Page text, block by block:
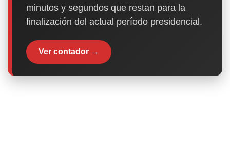
minutos y segundos que restan para la
finalización del actual período presidencial.
Ver contador →